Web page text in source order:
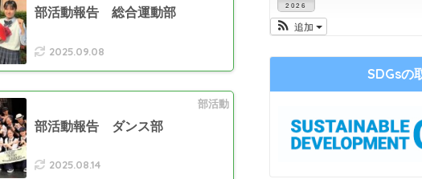
部活動報告 総合運動部
2025.09.08
部活動
部活動報告 ダンス部
2025.08.14
2026
追加
SDGsの